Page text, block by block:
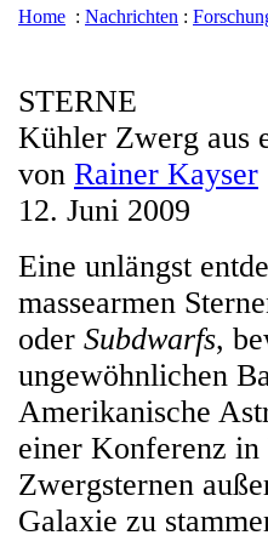
Home : Nachrichten :
STERNE
Kühler Zwerg aus
von Rainer Kayser
12. Juni 2009
Eine unlängst
massearmen
oder Subdwarfs,
ungewöhnlichen
Amerikanische
einer Konferenz in
Zwergsternen
Galaxie zu